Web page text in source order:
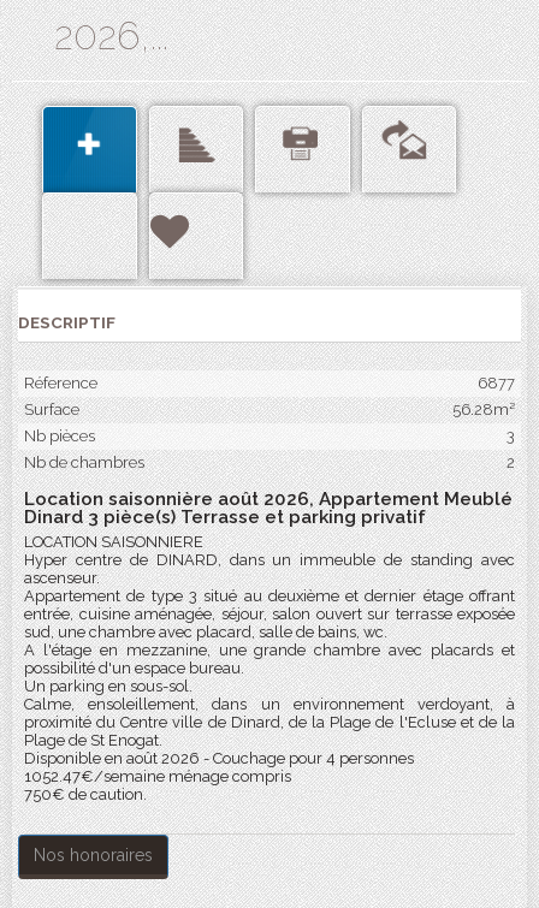
2026,...
DESCRIPTIF
Réference
6877
Surface
56.28m²
Nb pièces
3
Nb de chambres
2
Location saisonnière août 2026, Appartement Meublé
Dinard 3 pièce(s) Terrasse et parking privatif
LOCATION SAISONNIERE
Hyper centre de DINARD, dans un immeuble de standing avec
ascenseur.
Appartement de type 3 situé au deuxième et dernier étage offrant
entrée, cuisine aménagée, séjour, salon ouvert sur terrasse exposée
sud, une chambre avec placard, salle de bains, wc.
A l'étage en mezzanine, une grande chambre avec placards et
possibilité d'un espace bureau.
Un parking en sous-sol.
Calme, ensoleillement, dans un environnement verdoyant, à
proximité du Centre ville de Dinard, de la Plage de l'Ecluse et de la
Plage de St Enogat.
Disponible en août 2026 - Couchage pour 4 personnes
1052.47€/semaine ménage compris
750€ de caution.
Nos honoraires